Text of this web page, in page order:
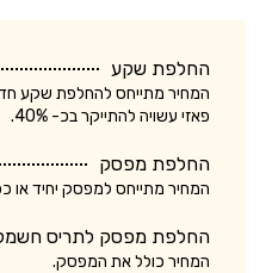
החלפת שקע
המחיר מתייחס להחלפת שקע
פאזי עשויה להתייקר בכ- 40%.
החלפת מפסק
המחיר מתייחס למפסק יחיד או
החלפת מפסק לתריס
המחיר כולל את המפסק.